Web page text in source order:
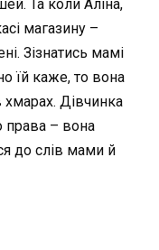
Та коли Аліна,
магазину –
Зізнатись мамі
їй каже, то вона
хмарах. Дівчинка
права – вона
до слів мами й